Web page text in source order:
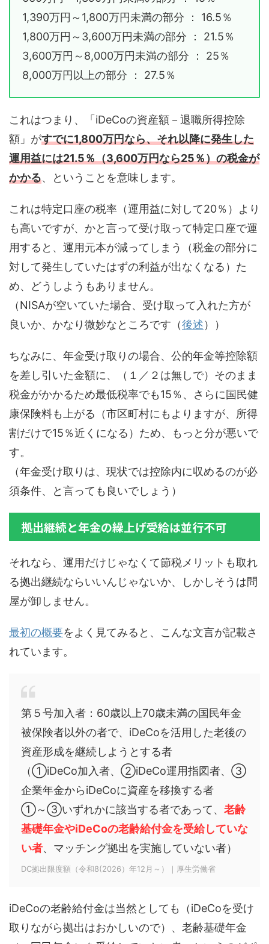
1,390万円～1,800万円未満の部分 ： 16.5％
1,800万円～3,600万円未満の部分 ： 21.5％
3,600万円～8,000万円未満の部分 ： 25％
8,000万円以上の部分 ： 27.5％
これはつまり、「iDeCoの資産額－退職所得控除
額」がすでに1,800万円なら、それ以降に発生した
運用益には21.5％（3,600万円なら25％）の税金が
かかる、ということを意味します。
これは特定口座の税率（運用益に対して20％）より
も高いですが、かと言って受け取って特定口座で運
用すると、運用元本が減ってしまう（税金の部分に
対して発生していたはずの利益が出なくなる）た
め、どうしようもありません。
（NISAが空いていた場合、受け取って入れた方が
良いか、かなり微妙なところです（後述））
ちなみに、年金受け取りの場合、公的年金等控除額
を差し引いた金額に、（１／２は無しで）そのまま
税金がかかるため最低税率でも15％、さらに国民健
康保険料も上がる（市区町村にもよりますが、所得
割だけで15％近くになる）ため、もっと分が悪いで
す。
（年金受け取りは、現状では控除内に収めるのが必
須条件、と言っても良いでしょう）
拠出継続と年金の繰上げ受給は並行不可
それなら、運用だけじゃなくて節税メリットも取れ
る拠出継続ならいいんじゃないか、しかしそうは問
屋が卸しません。
最初の概要をよく見てみると、こんな文言が記載さ
れています。
第５号加入者：60歳以上70歳未満の国民年金
被保険者以外の者で、iDeCoを活用した老後の
資産形成を継続しようとする者
（①iDeCo加入者、②iDeCo運用指図者、③
企業年金からiDeCoに資産を移換する者
①～③いずれかに該当する者であって、 老齢
基礎年金やiDeCoの老齢給付金を受給していな
い者、マッチング拠出を実施していない者）
DC拠出限度額（令和8(2026）年12月～）｜厚生労働省
iDeCoの老齢給付金は当然としても（iDeCoを受け
取りながら拠出はおかしいので）、老齢基礎年金